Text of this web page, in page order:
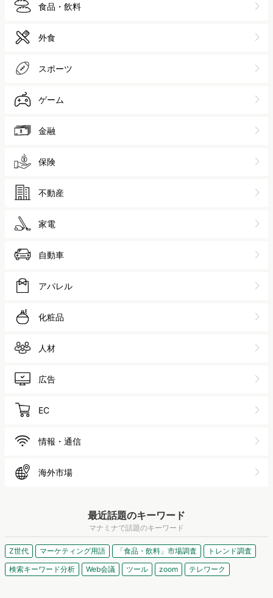
食品・飲料
外食
スポーツ
ゲーム
金融
保険
不動産
家電
自動車
アパレル
化粧品
人材
広告
EC
情報・通信
海外市場
最近話題のキーワード
マナミナで話題のキーワード
Z世代 マーケティング用語 「食品・飲料」市場調査
トレンド調査
検索キーワード分析
Web会議 ツール zoom テレワーク